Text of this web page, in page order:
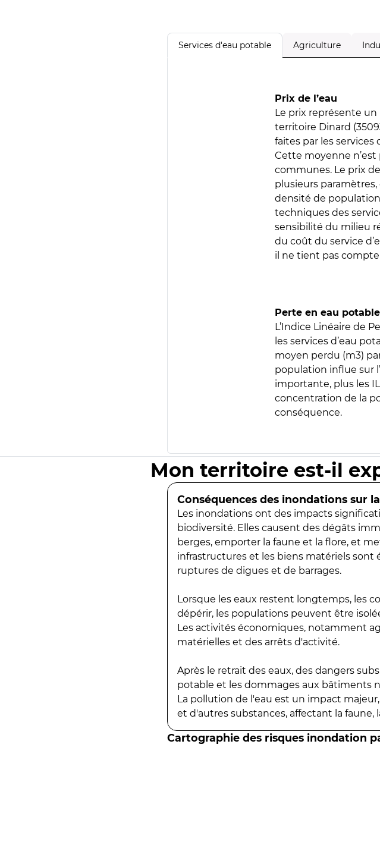
Services d'eau potable Agriculture
Prix de l’eau
Le prix représente
territoire Dinard
faites par les services
Cette moyenne
communes. Le prix
plusieurs
densité de
techniques des
sensibilité du milieu
du coût du service
il ne tient pas
Perte en eau
L’Indice Linéaire de
les services d’eau
moyen perdu (m3)
population influe sur
importante, plus les
concentration de la
conséquence.
Mon territoire est-il
Conséquences des inondations sur
Les inondations ont des impacts
biodiversité. Elles causent des dégâts
berges, emporter la faune et la flore, et
infrastructures et les biens matériels sont
ruptures de digues et de barrages.
Lorsque les eaux restent longtemps, les
dépérir, les populations peuvent être
Les activités économiques, notamment
matérielles et des arrêts d'activité.
Après le retrait des eaux, des dangers
potable et les dommages aux bâtiments
La pollution de l'eau est un impact
et d'autres substances, affectant la faune,
Cartographie des risques inondation